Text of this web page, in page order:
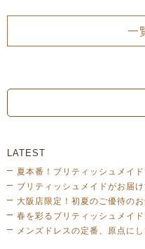
LATEST
夏本番！ブリティッシュメイ
ブリティッシュメイドがお届
大阪店限定！初夏のご優待の
春を彩るブリティッシュメイ
メンズドレスの定番、原点に
一